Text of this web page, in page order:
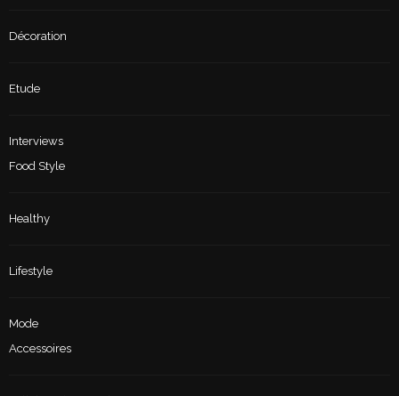
Décoration
Etude
Interviews
Food Style
Healthy
Lifestyle
Mode
Accessoires